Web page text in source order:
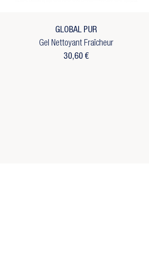
GLOBAL PUR
Gel Nettoyant Fraîcheur
30,60 €